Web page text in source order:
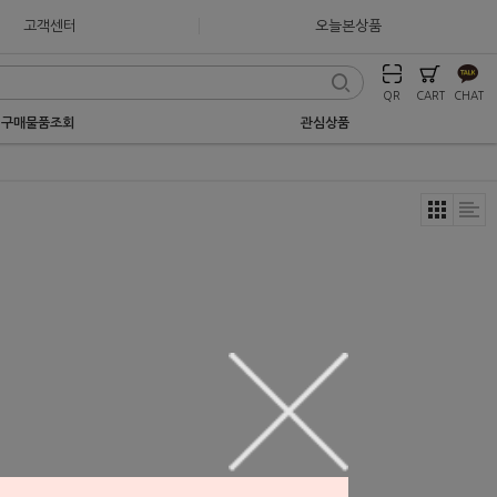
고객센터 오늘본상품
QR CART CHAT
구매물품조회 관심상품